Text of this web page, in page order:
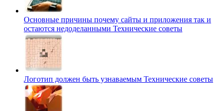
Основные причины почему сайты и приложения так и
остаются недоделанными Технические советы
Логотип должен быть узнаваемым Технические советы